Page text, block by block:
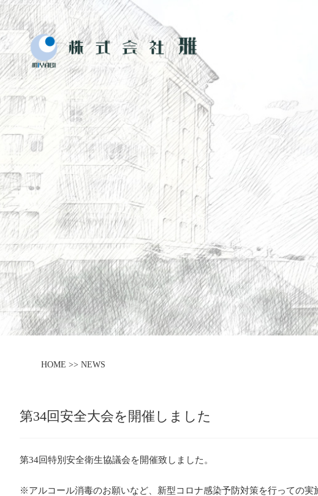
HOME >> NEWS
第34回安全大会を開催しました
第34回特別安全衛生協議会を開催致しました。
※アルコール消毒のお願いなど、新型コロナ感染予防対策を行っての実